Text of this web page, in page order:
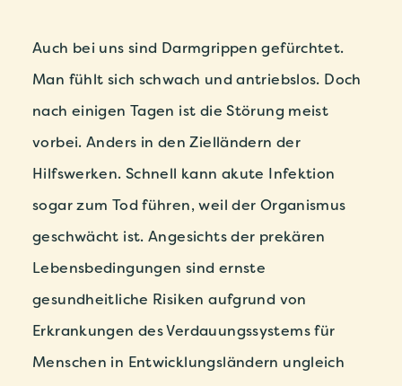
Auch bei uns sind Darmgrippen gefürchtet.
Man fühlt sich schwach und antriebslos. Doch
nach einigen Tagen ist die Störung meist
vorbei. Anders in den Zielländern der
Hilfswerken. Schnell kann akute Infektion
sogar zum Tod führen, weil der Organismus
geschwächt ist. Angesichts der prekären
Lebensbedingungen sind ernste
gesundheitliche Risiken aufgrund von
Erkrankungen des Verdauungssystems für
Menschen in Entwicklungsländern ungleich